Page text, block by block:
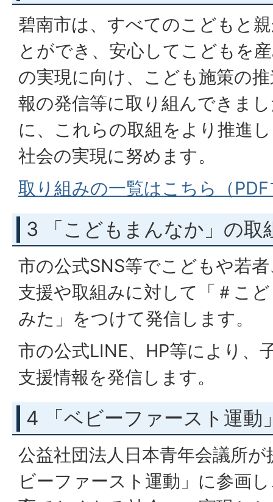
碧南市は、すべてのこどもと
とができ、安心してこどもを
の実現に向け、こども施策の
報の発信等に取り組んできま
に、これらの取組をより推進
社会の実現に努めます。
取り組みの一覧はこちら（
3 「こどもまんなか」の取
市の公式SNS等でこどもや若
支援や取組みに対して「＃こ
みた」をつけて発信します。
市の公式LINE、HP等により、
支援情報を発信します。
4 「ベビーファースト運動
公益社団法人日本青年会議所
ビーファースト運動」に参画